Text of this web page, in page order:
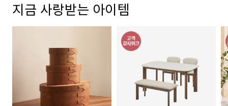
지금 사랑받는 아이템